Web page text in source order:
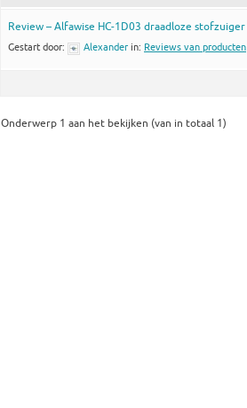
Review – Alfawise HC-1D03 draadloze stofzuiger
Gestart door: Alexander in: Reviews van producten
Onderwerp 1 aan het bekijken (van in totaal 1)